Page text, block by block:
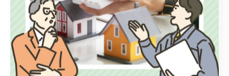
買取業者を利用すると、相場より2～3割低い価格で
の売却になることが多い
共有持分の売却には、契約書の作成や登記変更など
の手続きが必要